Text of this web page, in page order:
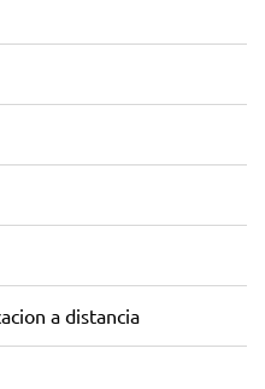
a distancia